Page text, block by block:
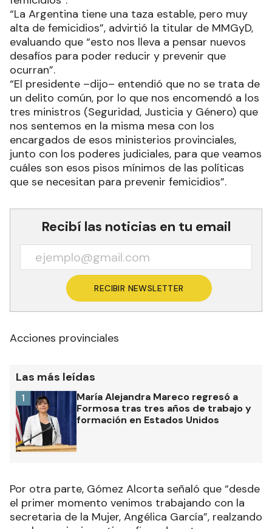
“La Argentina tiene una taza estable, pero muy
alta de femicidios”, advirtió la titular de MMGyD,
evaluando que “esto nos lleva a pensar nuevos
desafíos para poder reducir y prevenir que
ocurran”.
“El presidente –dijo– entendió que no se trata de
un delito común, por lo que nos encomendó a los
tres ministros (Seguridad, Justicia y Género) que
nos sentemos en la misma mesa con los
encargados de esos ministerios provinciales,
junto con los poderes judiciales, para que veamos
cuáles son esos pisos mínimos de las políticas
que se necesitan para prevenir femicidios”.
Recibí las noticias en tu email
RECIBIR NEWSLETTER
Acciones provinciales
Las más leídas
María Alejandra Mareco regresó a
Formosa tras tres años de trabajo y
formación en Estados Unidos
1
Por otra parte, Gómez Alcorta señaló que “desde
el primer momento venimos trabajando con la
secretaria de la Mujer, Angélica García”, realzando